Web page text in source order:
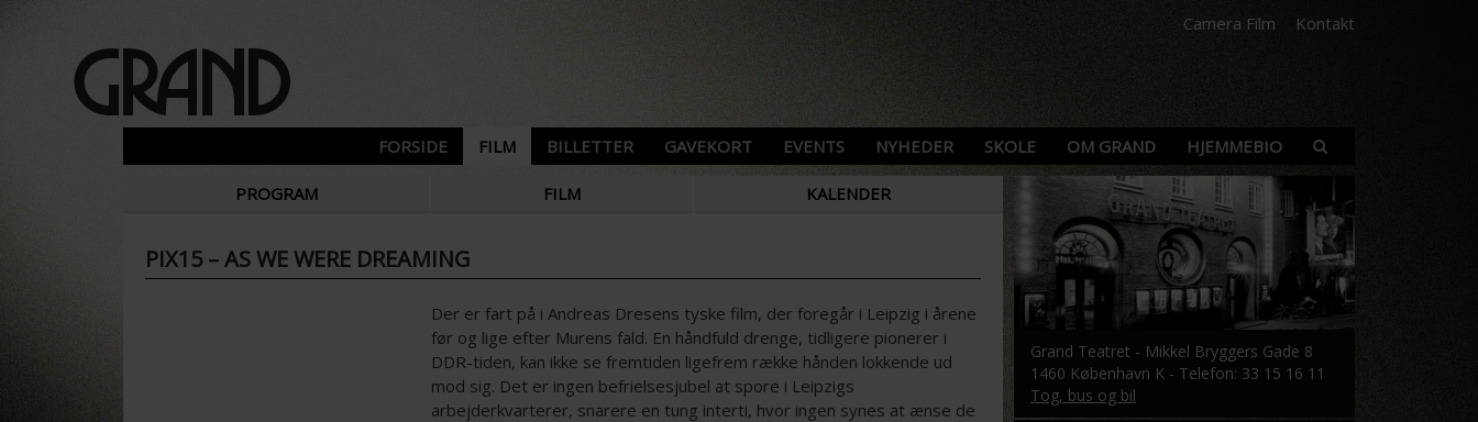
Camera Film Kontakt
FORSIDE FILM BILLETTER GAVEKORT EVENTS NYHEDER SKOLE OM GRAND HJEMMEBIO
PROGRAM FILM KALENDER
PIX15 – AS WE WERE DREAMING
Der er fart på i Andreas Dresens tyske film, der foregår i Leipzig i årene
før og lige efter Murens fald. En håndfuld drenge, tidligere pionerer i
DDR-tiden, kan ikke se fremtiden ligefrem række hånden lokkende ud
mod sig. Det er ingen befrielsesjubel at spore i Leipzigs
arbejderkvarterer, snarere en tung interti, hvor ingen synes at ænse de
Grand Teatret - Mikkel Bryggers Gade 8
1460 København K - Telefon: 33 15 16 11
Tog, bus og bil